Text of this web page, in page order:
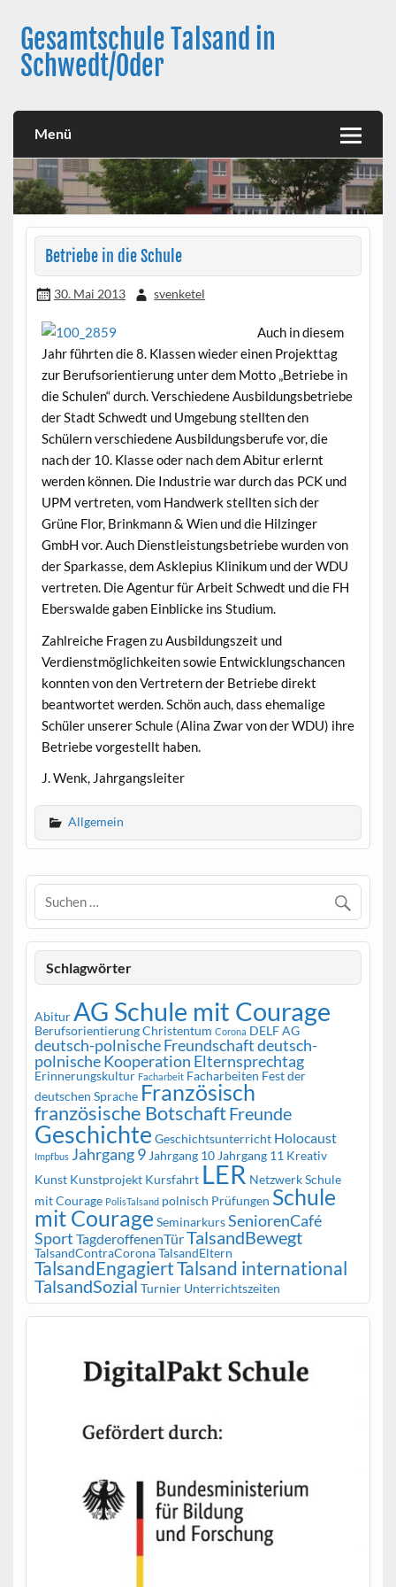
contentGesamtschule Talsand in
Schwedt/Oder
Menü
Betriebe in die Schule
30. Mai 2013 svenketel
Auch in diesem
Jahr führten die 8. Klassen wieder einen Projekttag
zur Berufsorientierung unter dem Motto „Betriebe in
die Schulen“ durch. Verschiedene Ausbildungsbetriebe
der Stadt Schwedt und Umgebung stellten den
Schülern verschiedene Ausbildungsberufe vor, die
nach der 10. Klasse oder nach dem Abitur erlernt
werden können. Die Industrie war durch das PCK und
UPM vertreten, vom Handwerk stellten sich der
Grüne Flor, Brinkmann & Wien und die Hilzinger
GmbH vor. Auch Dienstleistungsbetriebe wurden von
der Sparkasse, dem Asklepius Klinikum und der WDU
vertreten. Die Agentur für Arbeit Schwedt und die FH
Eberswalde gaben Einblicke ins Studium.
Zahlreiche Fragen zu Ausbildungszeit und
Verdienstmöglichkeiten sowie Entwicklungschancen
konnten von den Vertretern der Betriebe direkt
beantwortet werden. Schön auch, dass ehemalige
Schüler unserer Schule (Alina Zwar von der WDU) ihre
Betriebe vorgestellt haben.
J. Wenk, Jahrgangsleiter
Allgemein
Schlagwörter
AbiturAG Schule mit Courage
BerufsorientierungChristentum Corona DELF AG
deutsch-polnische Freundschaftdeutsch-
polnische Kooperation Elternsprechtag
Erinnerungskultur Facharbeit Facharbeiten Fest der
deutschen Sprache Französisch
französische BotschaftFreunde
Geschichte Geschichtsunterricht Holocaust
Impfbus Jahrgang 9 Jahrgang 10 Jahrgang 11 Kreativ
Kunst Kunstprojekt Kursfahrt LER Netzwerk Schule
mit Courage PolisTalsand polnisch Prüfungen Schule
mit Courage SeminarkursSeniorenCafé
Sport TagderoffenenTürTalsandBewegt
TalsandContraCoronaTalsandEltern
TalsandEngagiertTalsand international
TalsandSozial Turnier Unterrichtszeiten